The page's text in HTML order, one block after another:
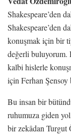
Shakespeare’den
Shakespeare’den
konuşmak için bir
değerli buluyorum.
kalbi hislerle
için Ferhan
Bu insan bir
ruhumuza giden
bir zekâdan Turgut